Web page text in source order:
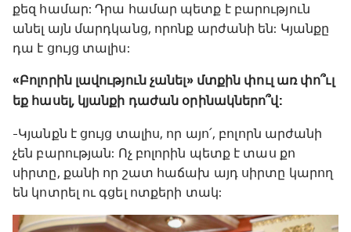
քեզ համար: Դրա համար պետք է բարություն
անել այն մարդկանց, որոնք արժանի են: Կյանքը
դա է ցույց տալիս:
«Բոլորին լավություն չանել» մտքին փուլ առ փո՞ւլ
եք հասել, կյանքի դաժան օրինակներո՞վ:
-Կյանքն է ցույց տալիս, որ այո՛, բոլորն արժանի
չեն բարության: Ոչ բոլորին պետք է տաս քո
սիրտը, քանի որ շատ հաճախ այդ սիրտը կարող
են կոտրել ու գցել ոտքերի տակ: